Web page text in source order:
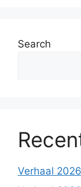
Search
Verhaal